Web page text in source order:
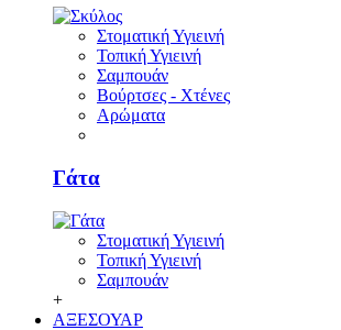
Στοματική Υγιεινή
Τοπική Υγιεινή
Σαμπουάν
Βούρτσες - Χτένες
Αρώματα
Γάτα
Στοματική Υγιεινή
Τοπική Υγιεινή
Σαμπουάν
+
ΑΞΕΣΟΥΑΡ